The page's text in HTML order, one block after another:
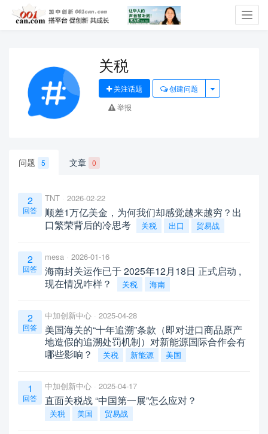
关税
关注话题
创建问题
举报
问题 5 文章 0
2
回答
TNT 2026-02-22
顺差1万亿美金，为何我们却感觉越来越穷？出
口繁荣背后的冷思考
关税 出口 贸易战
2
回答
mesa 2026-01-16
海南封关运作已于 2025年12月18日 正式启动 ,
现在情况咋样？
关税 海南
2
回答
中加创新中心 2025-04-28
美国海关的“十年追溯”条款（即对进口商品原产
地造假的追溯处罚机制）对新能源国际合作会有
哪些影响？
关税 新能源 美国
1
回答
中加创新中心 2025-04-17
直面关税战 “中国第一展”怎么应对？
关税 美国 贸易战